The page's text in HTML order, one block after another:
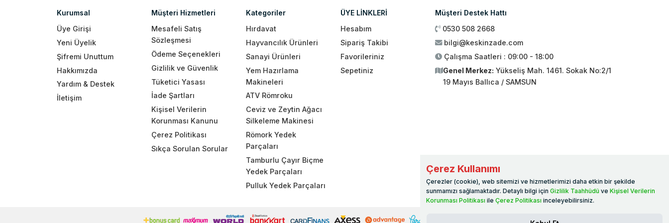
Kurumsal
Üye Girişi
Yeni Üyelik
Şifremi Unuttum
Hakkımızda
Yardım & Destek
İletişim
Müşteri Hizmetleri
Mesafeli Satış
Sözleşmesi
Ödeme Seçenekleri
Gizlilik ve Güvenlik
Tüketici Yasası
İade Şartları
Kişisel Verilerin
Korunması Kanunu
Çerez Politikası
Sıkça Sorulan Sorular
Kategoriler
Hırdavat
Hayvancılık Ürünleri
Sanayi Ürünleri
Yem Hazırlama
Makineleri
ATV Römroku
Ceviz ve Zeytin Ağacı
Silkeleme Makinesi
Römork Yedek
Parçaları
Tamburlu Çayır Biçme
Yedek Parçaları
Pulluk Yedek Parçaları
ÜYE LİNKLERİ
Hesabım
Sipariş Takibi
Favorileriniz
Sepetiniz
Müşteri Destek Hattı
0530 508 2668
bilgi@keskinzade.com
Çalışma Saatleri : 09:00 - 18:00
Genel Merkez: Yükseliş Mah. 1461. Sokak No:2/1
19 Mayıs Ballıca / SAMSUN
Çerez Kullanımı
Çerezler (cookie), web sitemizi ve hizmetlerimizi daha etkin bir şekilde
sunmamızı sağlamaktadır. Detaylı bilgi için Gizlilik Taahhüdü ve Kişisel Verilerin
Korunması Politikası ile Çerez Politikası inceleyebilirsiniz.